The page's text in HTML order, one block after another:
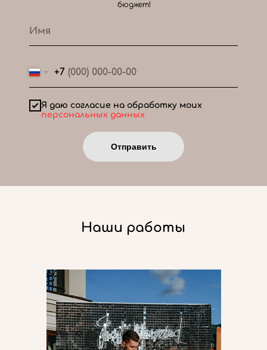
+7
Я даю согласие на обработку моих
персональных данных
Отправить
бюджет!
Наши работы